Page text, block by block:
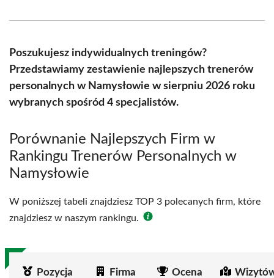
(Twitter)
Poszukujesz indywidualnych treningów?
Przedstawiamy zestawienie najlepszych trenerów
personalnych w Namysłowie w sierpniu 2026 roku
wybranych spośród 4 specjalistów.
Porównanie Najlepszych Firm w
Rankingu Trenerów Personalnych w
Namysłowie
W poniższej tabeli znajdziesz TOP 3 polecanych firm, które
znajdziesz w naszym rankingu.
Pozycja Firma Ocena